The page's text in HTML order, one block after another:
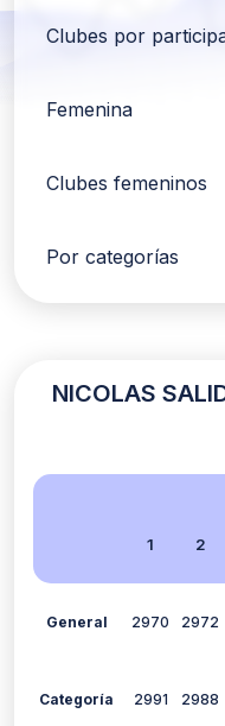
Clubes por
Femenina
Clubes femeninos
Por categorías
NICOLAS
1
2
General 2970 2972
Categoría 2991 2988